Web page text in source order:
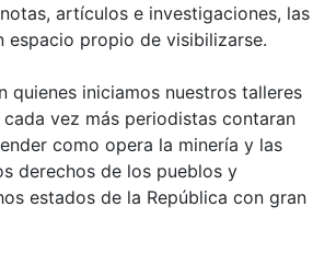
y
los
de
A
Pie
artículos e investigaciones, las
espacio propio de visibilizarse.
quienes iniciamos nuestros talleres
vez más periodistas contaran
como opera la minería y las
derechos de los pueblos y
estados de la República con gran